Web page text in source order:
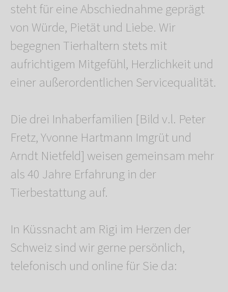
steht für eine Abschiednahme geprägt
von Würde, Pietät und Liebe. Wir
begegnen Tierhaltern stets mit
aufrichtigem Mitgefühl, Herzlichkeit und
einer außerordentlichen Servicequalität.
Die drei Inhaberfamilien [Bild v.l. Peter
Fretz, Yvonne Hartmann Imgrüt und
Arndt Nietfeld] weisen gemeinsam mehr
als 40 Jahre Erfahrung in der
Tierbestattung auf.
In Küssnacht am Rigi im Herzen der
Schweiz sind wir gerne persönlich,
telefonisch und online für Sie da: